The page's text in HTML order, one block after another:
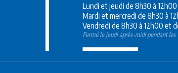
Lundi et jeudi de 8h30 à
Mardi et mercredi de 8h30 à
Vendredi de 8h30 à 12h00 et
Fermé le jeudi après-midi pendant les